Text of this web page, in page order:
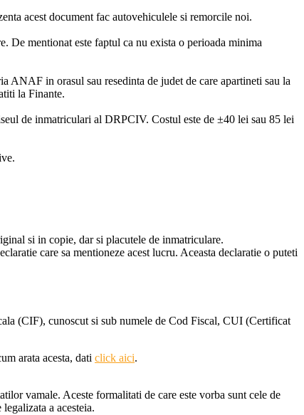
acest document fac autovehiculele si remorcile noi.
mentionat este faptul ca nu exista o perioada minima
ANAF in orasul sau resedinta de judet de care apartineti sau la
la Finante.
de inmatriculari al DRPCIV. Costul este de ±40 lei sau 85 lei
si in copie, dar si placutele de inmatriculare.
care sa mentioneze acest lucru. Aceasta declaratie o puteti
(CIF), cunoscut si sub numele de Cod Fiscal, CUI (Certificat
arata acesta, dati click aici.
vamale. Aceste formalitati de care este vorba sunt cele de
a acesteia.